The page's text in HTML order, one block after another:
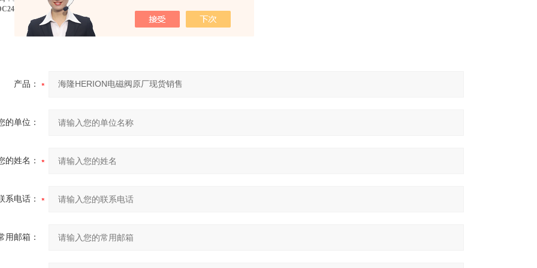
海隆HERION电磁阀原厂现货销售
产品：
的单位：
的姓名：
系电话：
用邮箱：